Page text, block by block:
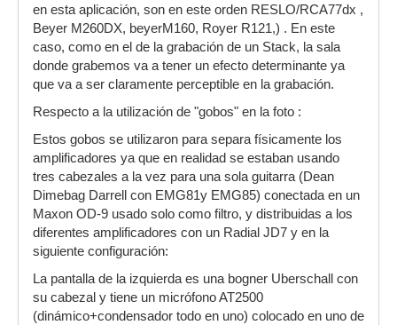
en esta aplicación, son en este orden RESLO/RCA77dx ,
Beyer M260DX, beyerM160, Royer R121,) . En este
caso, como en el de la grabación de un Stack, la sala
donde grabemos va a tener un efecto determinante ya
que va a ser claramente perceptible en la grabación.
Respecto a la utilización de "gobos" en la foto :
Estos gobos se utilizaron para separa físicamente los
amplificadores ya que en realidad se estaban usando
tres cabezales a la vez para una sola guitarra (Dean
Dimebag Darrell con EMG81y EMG85) conectada en un
Maxon OD-9 usado solo como filtro, y distribuidas a los
diferentes amplificadores con un Radial JD7 y en la
siguiente configuración:
La pantalla de la izquierda es una bogner Uberschall con
su cabezal y tiene un micrófono AT2500
(dinámico+condensador todo en uno) colocado en uno de